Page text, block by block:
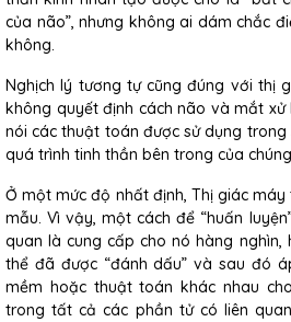
của não”, nhưng không ai dám chắc
không.
Nghịch lý tương tự cũng đúng với thị
không quyết định cách não và mắt
nói các thuật toán được sử dụng
quá trình tinh thần bên trong của
Ở một mức độ nhất định, Thị giác
mẫu. Vì vậy, một cách để “huấn
quan là cung cấp cho nó hàng nghìn,
thể đã được “đánh dấu” và sau đó
mềm hoặc thuật toán khác nhau
trong tất cả các phần tử có liên